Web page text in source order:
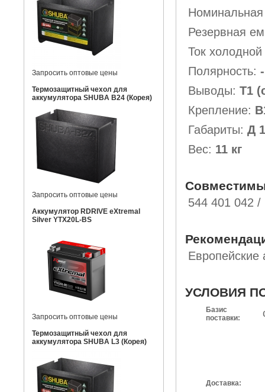
Запросить оптовые цены
Термозащитный чехол для
аккумулятора SHUBA B24 (Корея)
Запросить оптовые цены
Аккумулятор RDRIVE eXtremal
Silver YTX20L-BS
Запросить оптовые цены
Термозащитный чехол для
аккумулятора SHUBA L3 (Корея)
Резервная
Ток
Полярность:
Выводы: Т1
Крепление:
Габариты: Д
Вес: 11 кг
544 401 042
Европейские
УСЛОВИЯ
Базис
поставки:
Доставка: